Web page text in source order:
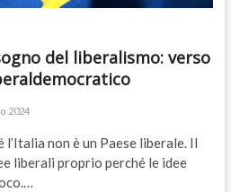
del liberalismo: verso
2024
non è un Paese liberale. Il
liberali proprio perché le idee